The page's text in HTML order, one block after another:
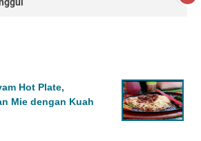
Hot Plate,
Mie dengan Kuah